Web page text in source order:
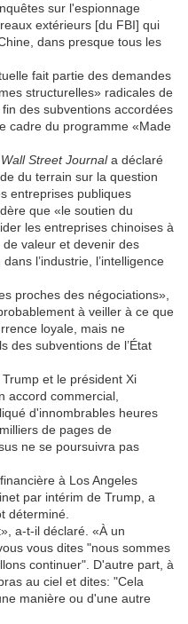
sur l'espionnage
extérieurs [du FBI] qui
dans presque tous les
fait partie des demandes
structurelles» radicales de
des subventions accordées
cadre du programme «Made
Wall Street Journala déclaré
du terrain sur la question
entreprises publiques
que «le soutien du
les entreprises chinoises à
valeur et devenir des
l’industrie, l’intelligence
proches des négociations»,
à veiller à ce que
loyale, mais ne
des subventions de l’État
et le président Xi
accord commercial,
d'innombrables heures
de pages de
ne se poursuivra pas
à Los Angeles
par intérim de Trump, a
déterminé.
a-t-il déclaré. «À un
vous dites "nous sommes
continuer". D'autre part, à
au ciel et dites: "Cela
manière ou d'une autre